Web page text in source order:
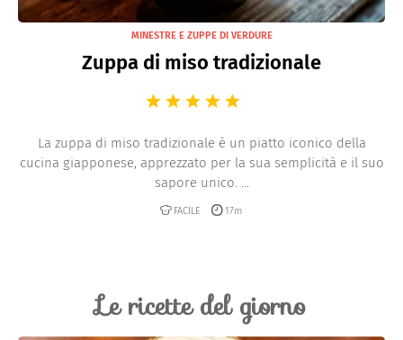
MINESTRE E ZUPPE DI VERDURE
Zuppa di miso tradizionale
La zuppa di miso tradizionale è un piatto iconico della
cucina giapponese, apprezzato per la sua semplicità e il suo
sapore unico. ...
FACILE 17m
Le ricette del giorno